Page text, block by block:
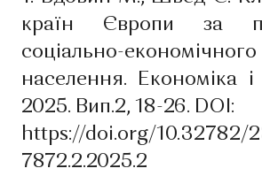
країн Європи за
соціально-
населення. Економіка і
2025. Вип.2, 18-26. DOI:
https://doi.org/10.32782/
7872.2.2025.2